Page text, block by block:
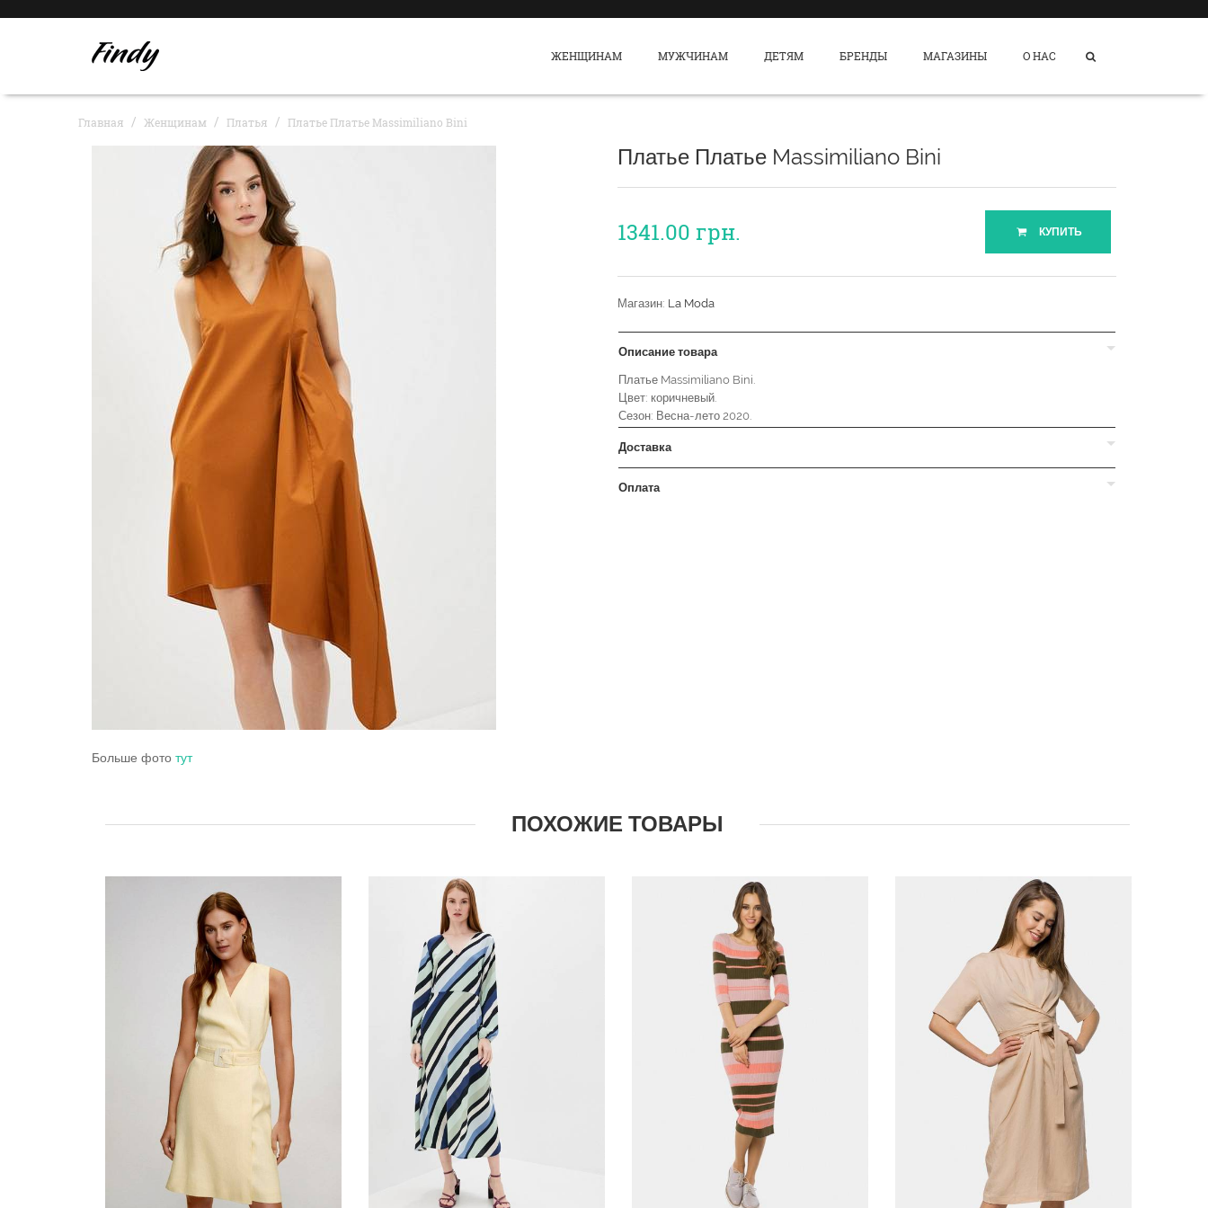
ЖЕНЩИНАМ МУЖЧИНАМ ДЕТЯМ БРЕНДЫ МАГАЗИНЫ О НАС
Главная Женщинам Платья Платье Платье Massimiliano Bini
Больше фото тут
Платье Платье Massimiliano Bini
1341.00 грн. КУПИТЬ
Магазин: La Moda
Описание товара
Платье Massimiliano Bini.
Цвет: коричневый.
Сезон: Весна-лето 2020.
Доставка
Оплата
ПОХОЖИЕ ТОВАРЫ